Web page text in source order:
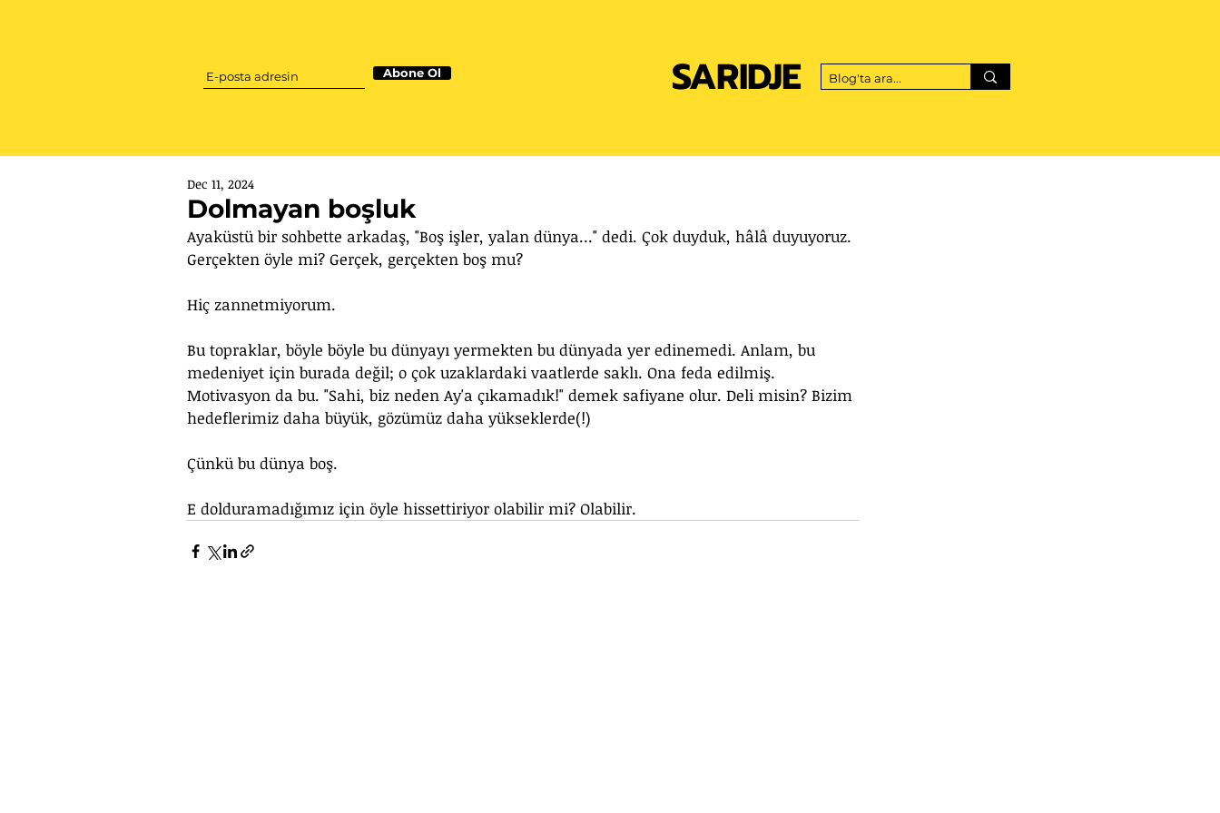
Abone Ol SARIDJE
Dolmayan boşluk
Dec 11, 2024
Ayaküstü bir sohbette arkadaş, "Boş işler, yalan dünya..." dedi. Çok duyduk, hâlâ duyuyoruz.
Gerçekten öyle mi? Gerçek, gerçekten boş mu?
Hiç zannetmiyorum.
Bu topraklar, böyle böyle bu dünyayı yermekten bu dünyada yer edinemedi. Anlam, bu
medeniyet için burada değil; o çok uzaklardaki vaatlerde saklı. Ona feda edilmiş.
Motivasyon da bu. "Sahi, biz neden Ay'a çıkamadık!" demek safiyane olur. Deli misin? Bizim
hedeflerimiz daha büyük, gözümüz daha yükseklerde(!)
Çünkü bu dünya boş.
E dolduramadığımız için öyle hissettiriyor olabilir mi? Olabilir.